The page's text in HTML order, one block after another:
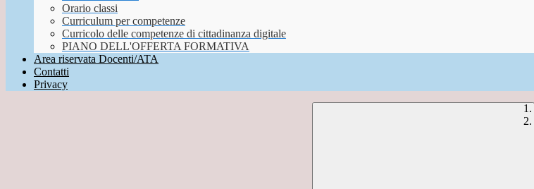
Orario classi
Curriculum per competenze
Curricolo delle competenze di cittadinanza digitale
PIANO DELL'OFFERTA FORMATIVA
Area riservata Docenti/ATA
Contatti
Privacy